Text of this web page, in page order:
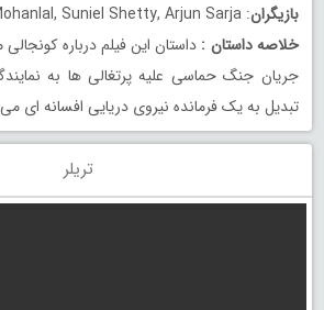
بازیگران: Mohanlal, Suniel Shetty, Arjun Sarja
خلاصه داستان : داستان این فیلم درباره
جریان جنگ حماسی علیه پرتغالی ها به
تبدیل به یک فرمانده نیروی دریایی افسانه ای
تریلر